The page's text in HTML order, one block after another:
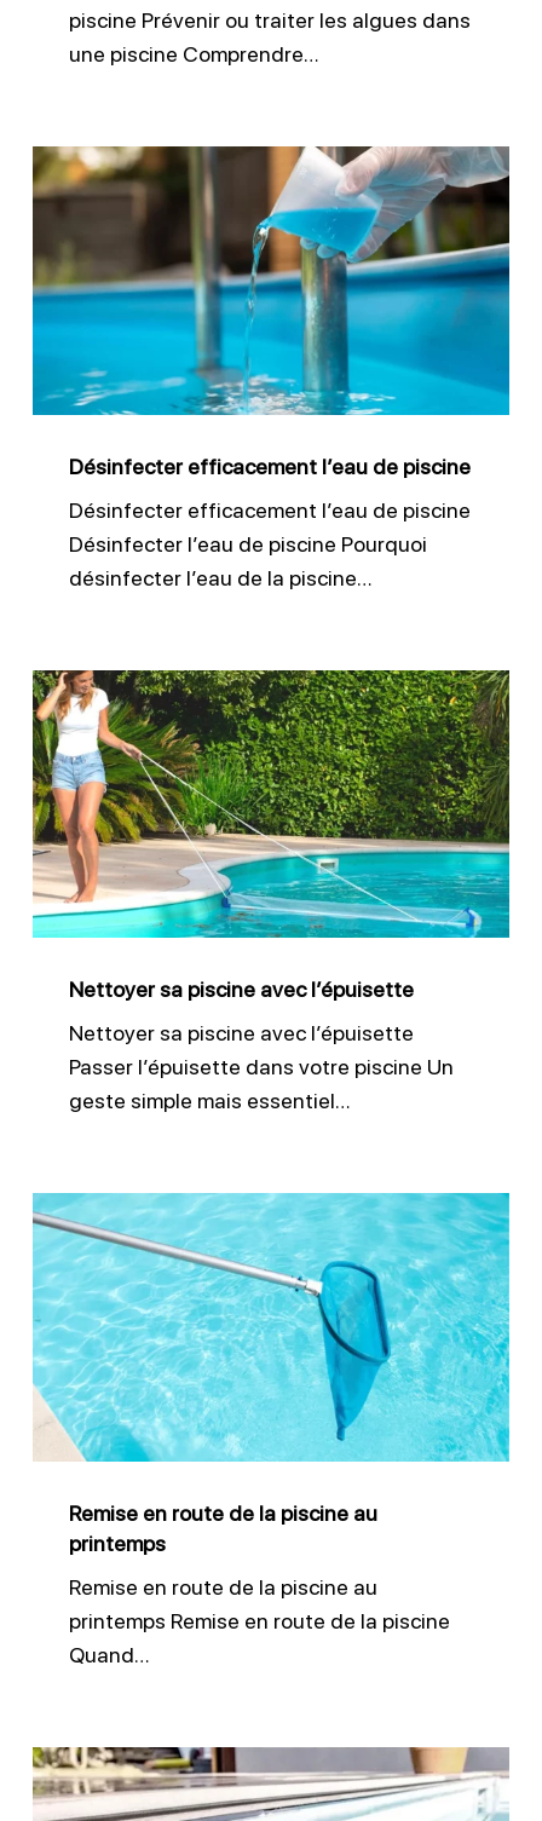
piscine Prévenir ou traiter les algues dans
une piscine Comprendre…
Désinfecter
efficacement
l’eau
de
piscine
Désinfecter efficacement l’eau de piscine
Désinfecter efficacement l’eau de piscine
Désinfecter l’eau de piscine Pourquoi
désinfecter l’eau de la piscine…
Nettoyer
sa
piscine
avec
l’épuisette
Nettoyer sa piscine avec l’épuisette
Nettoyer sa piscine avec l’épuisette
Passer l’épuisette dans votre piscine Un
geste simple mais essentiel…
Remise
en
route
de
la
piscine
Remise en route de la piscine au
printemps
Remise en route de la piscine au
printemps Remise en route de la piscine
Quand…
Nettoyer
efficacement